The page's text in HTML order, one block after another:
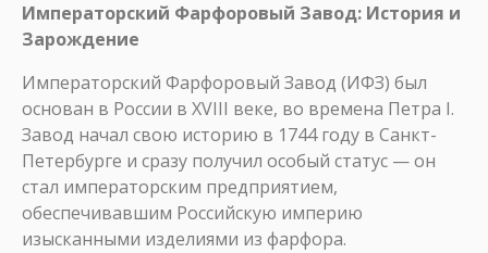
Императорский Фарфоровый Завод: История и
Зарождение
Императорский Фарфоровый Завод (ИФЗ) был
основан в России в XVIII веке, во времена Петра I.
Завод начал свою историю в 1744 году в Санкт-
Петербурге и сразу получил особый статус — он
стал императорским предприятием,
обеспечивавшим Российскую империю
изысканными изделиями из фарфора.